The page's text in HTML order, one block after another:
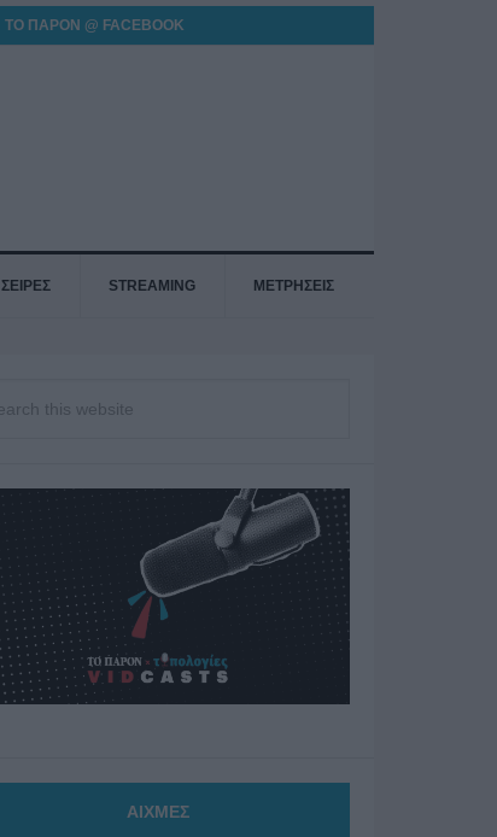
ΤΟ ΠΑΡΟΝ @ FACEBOOK
ΣΕΙΡΕΣ STREAMING ΜΕΤΡΗΣΕΙΣ
ΑΙΧΜΕΣ